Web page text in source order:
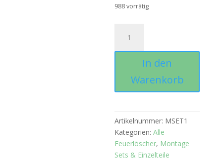
988 vorrätig
"Standard"
In den
Warenkorb
Artikelnummer: MSET1
Kategorien:Alle
Feuerlöscher, Montage
Sets & Einzelteile